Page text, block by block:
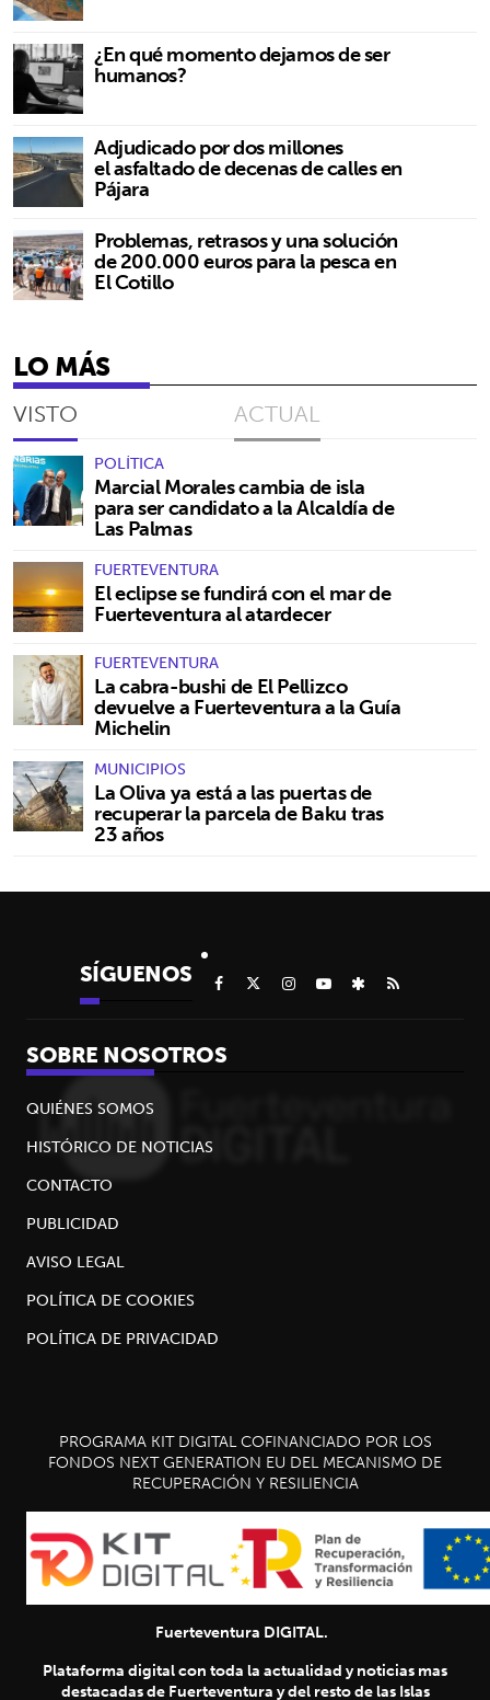
¿En qué momento dejamos de ser
humanos?
Adjudicado por dos millones
el asfaltado de decenas de calles en
Pájara
Problemas, retrasos y una solución
de 200.000 euros para la pesca en
El Cotillo
LO MÁS
VISTO ACTUAL
POLÍTICA
Marcial Morales cambia de isla
para ser candidato a la Alcaldía de
Las Palmas
FUERTEVENTURA
El eclipse se fundirá con el mar de
Fuerteventura al atardecer
FUERTEVENTURA
La cabra-bushi de El Pellizco
devuelve a Fuerteventura a la Guía
Michelin
MUNICIPIOS
La Oliva ya está a las puertas de
recuperar la parcela de Baku tras
23 años
SÍGUENOS
SOBRE NOSOTROS
QUIÉNES SOMOS
HISTÓRICO DE NOTICIAS
CONTACTO
PUBLICIDAD
AVISO LEGAL
POLÍTICA DE COOKIES
POLÍTICA DE PRIVACIDAD
PROGRAMA KIT DIGITAL COFINANCIADO POR LOS
FONDOS NEXT GENERATION EU DEL MECANISMO DE
RECUPERACIÓN Y RESILIENCIA
Fuerteventura DIGITAL.
Plataforma digital con toda la actualidad y noticias mas
destacadas de Fuerteventura y del resto de las Islas